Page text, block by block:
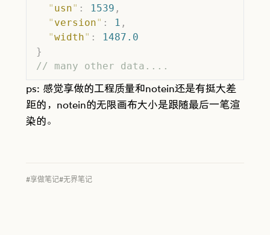
  "
usn" : 1539 ,
  "
version" : 1 ,
  "
width" :
1487.0
}
// many other data....
ps: 感觉享做的工程质量和notein还是有挺大差
距的，notein的无限画布大小是跟随最后一笔渲
染的。
#享做笔记#无界笔记